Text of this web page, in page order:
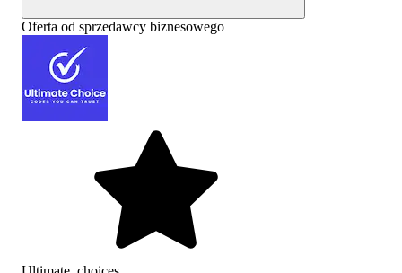
Oferta od sprzedawcy biznesowego